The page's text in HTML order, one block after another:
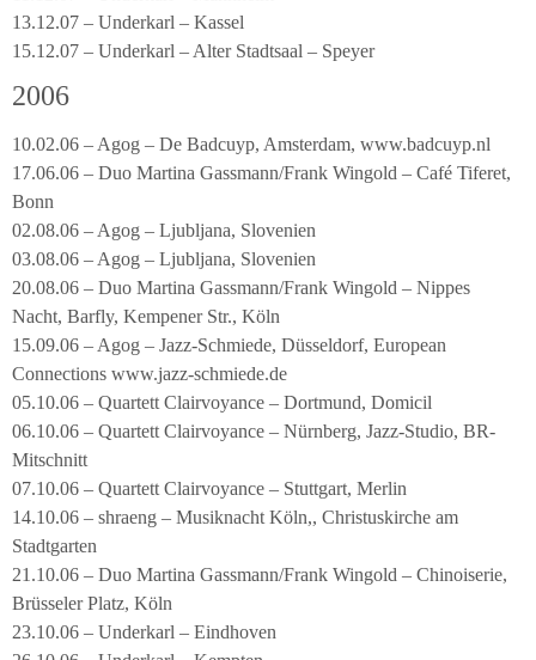
13.12.07 – Underkarl – Kassel
15.12.07 – Underkarl – Alter Stadtsaal – Speyer
2006
10.02.06 – Agog – De Badcuyp, Amsterdam, www.badcuyp.nl
17.06.06 – Duo Martina Gassmann/Frank Wingold – Café Tiferet,
Bonn
02.08.06 – Agog – Ljubljana, Slovenien
03.08.06 – Agog – Ljubljana, Slovenien
20.08.06 – Duo Martina Gassmann/Frank Wingold – Nippes
Nacht, Barfly, Kempener Str., Köln
15.09.06 – Agog – Jazz-Schmiede, Düsseldorf, European
Connections www.jazz-schmiede.de
05.10.06 – Quartett Clairvoyance – Dortmund, Domicil
06.10.06 – Quartett Clairvoyance – Nürnberg, Jazz-Studio, BR-
Mitschnitt
07.10.06 – Quartett Clairvoyance – Stuttgart, Merlin
14.10.06 – shraeng – Musiknacht Köln,, Christuskirche am
Stadtgarten
21.10.06 – Duo Martina Gassmann/Frank Wingold – Chinoiserie,
Brüsseler Platz, Köln
23.10.06 – Underkarl – Eindhoven